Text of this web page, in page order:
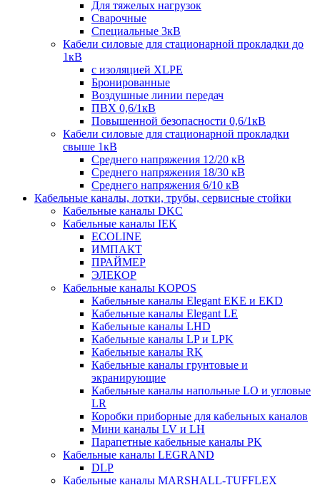
Для тяжелых нагрузок
Сварочные
Специальные 3кВ
Кабели силовые для стационарной прокладки до
1кВ
c изоляцией XLPE
Бронированные
Воздушные линии передач
ПВХ 0,6/1кВ
Повышенной безопасности 0,6/1кВ
Кабели силовые для стационарной прокладки
свыше 1кВ
Среднего напряжения 12/20 кВ
Среднего напряжения 18/30 кВ
Среднего напряжения 6/10 кВ
Кабельные каналы, лотки, трубы, сервисные стойки
Кабельные каналы DKC
Кабельные каналы IEK
ECOLINE
ИМПАКТ
ПРАЙМЕР
ЭЛЕКОР
Кабельные каналы KOPOS
Кабельные каналы Elegant EKE и EKD
Кабельные каналы Elegant LE
Кабельные каналы LHD
Кабельные каналы LP и LPK
Кабельные каналы RK
Кабельные каналы грунтовые и
экранирующие
Кабельные каналы напольные LO и угловые
LR
Коробки приборные для кабельных каналов
Мини каналы LV и LH
Парапетные кабельные каналы PK
Кабельные каналы LEGRAND
DLP
Кабельные каналы MARSHALL-TUFFLEX